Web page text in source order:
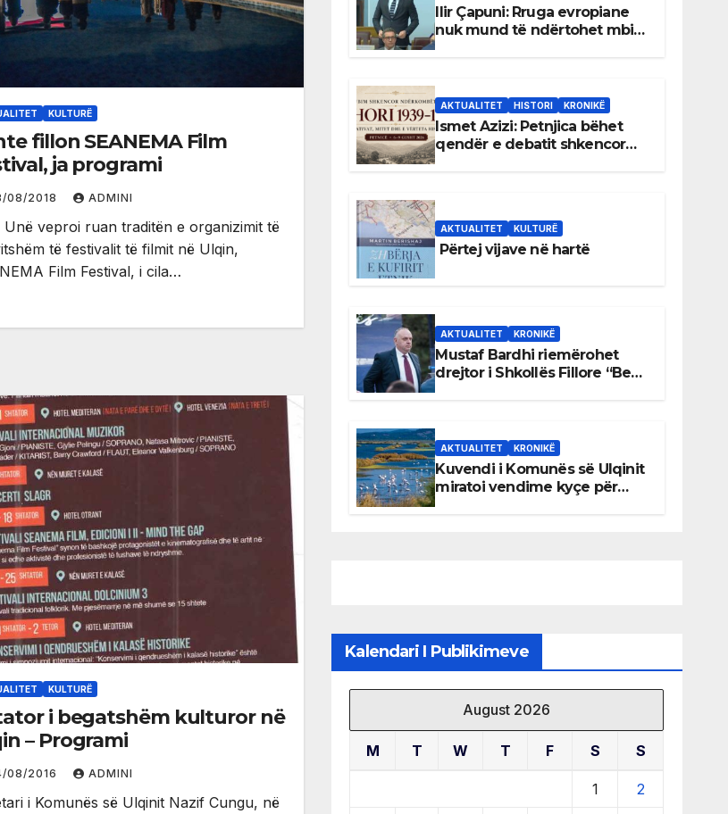
KULTURË
fillon SEANEMA Film
ja programi
08/2018 ADMINI
Unë veproi ruan traditën e organizimit të
të festivalit të filmit në Ulqin,
Film Festival, i cila…
KULTURË
i begatshëm kulturor në
– Programi
08/2016 ADMINI
i Komunës së Ulqinit Nazif Cungu, në
Ilir Çapuni: Rruga evropiane
nuk mund të ndërtohet mbi
AKTUALITET HISTORI KRONIKË
Ismet Azizi: Petnjica bëhet
qendër e debatit shkencor
AKTUALITET KULTURË
Përtej vijave në hartë
AKTUALITET KRONIKË
Mustaf Bardhi riemërohet
drejtor i Shkollës Fillore “Bedri
AKTUALITET KRONIKË
Kuvendi i Komunës së Ulqinit
miratoi vendime kyçe për
Kalendari I Publikimeve
August 2026
M T W T F S S
1 2